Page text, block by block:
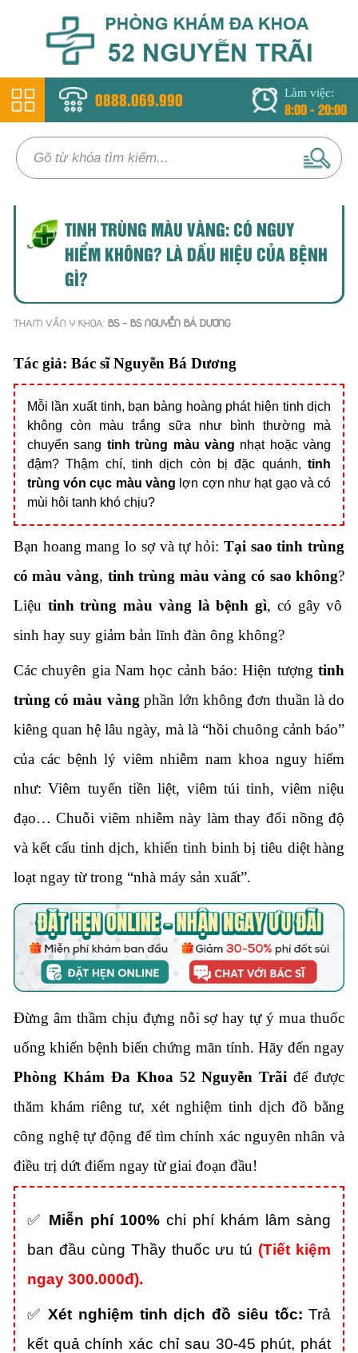
0888.069.990 Làm việc:
8:00 - 20:00
TINH TRÙNG MÀU VÀNG: CÓ NGUY
HIỂM KHÔNG? LÀ DẤU HIỆU CỦA BỆNH
GÌ?
THAM VẤN Y KHOA: BS - BS NGUYỄN BÁ DƯƠNG
Tác giả: Bác sĩ Nguyễn Bá Dương
Mỗi lần xuất tinh, bạn bàng hoàng phát hiện tinh dịch
không còn màu trắng sữa như bình thường mà
chuyển sang tinh trùng màu vàng nhạt hoặc vàng
đậm?Thậm chí, tinh dịch còn bị đặc quánh, tinh
trùng vón cục màu vàng lợn cợn như hạt gạo và có
mùi hôi tanh khó chịu?
Bạn hoang mang lo sợ và tự hỏi: Tại sao tinh trùng
có màu vàng, tinh trùng màu vàng có sao không?
Liệu tinh trùng màu vàng là bệnh gì, có gây vô
sinh hay suy giảm bản lĩnh đàn ông không?
Các chuyên gia Nam học cảnh báo: Hiện tượngtinh
trùng có màu vàngphần lớn không đơn thuần là do
kiêng quan hệ lâu ngày, mà là “hồi chuông cảnh báo”
của các bệnh lý viêm nhiễm nam khoa nguy hiểm
như: Viêm tuyến tiền liệt, viêm túi tinh, viêm niệu
đạo… Chuỗi viêm nhiễm này làm thay đổi nồng độ
và kết cấu tinh dịch, khiến tinh binh bị tiêu diệt hàng
loạt ngay từ trong “nhà máy sản xuất”.
Đừng âm thầm chịu đựng nỗi sợ hay tự ý mua thuốc
uống khiến bệnh biến chứng mãn tính. Hãy đến ngay
Phòng Khám Đa Khoa 52 Nguyễn Trãi để được
thăm khám riêng tư, xét nghiệm tinh dịch đồ bằng
công nghệ tự động để tìm chính xác nguyên nhân và
điều trị dứt điểm ngay từ giai đoạn đầu!
✅ Miễn phí 100%chi phí khám lâm sàng
ban đầu cùng Thầy thuốc ưu tú (Tiết kiệm
ngay 300.000đ).
✅Xét nghiệm tinh dịch đồ siêu tốc: Trả
kết quả chính xác chỉ sau 30-45 phút, phát